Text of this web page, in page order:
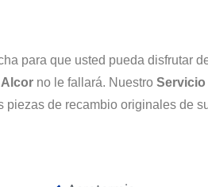
para que usted pueda disfrutar
no le fallará. Nuestro
piezas de recambio originales de